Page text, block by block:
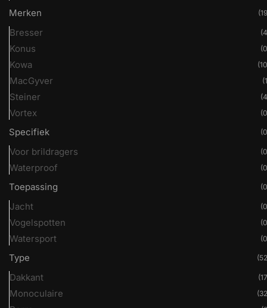
Merken
Bresser
Konus
Kowa
MacGyver
Steiner
Vortex
Specifiek
Voor brildragers
Waterproof
Toepassing
Jacht
Vogelspotten
Watersport
Type
Dakkant
Monoculaire